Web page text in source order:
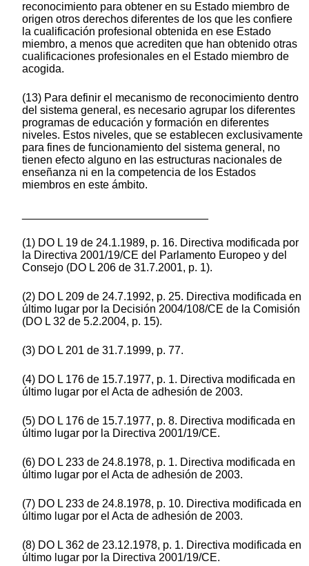
reconocimiento para obtener en su Estado miembro de
origen otros derechos diferentes de los que les confiere
la cualificación profesional obtenida en ese Estado
miembro, a menos que acrediten que han obtenido otras
cualificaciones profesionales en el Estado miembro de
acogida.
(13) Para definir el mecanismo de reconocimiento dentro
del sistema general, es necesario agrupar los diferentes
programas de educación y formación en diferentes
niveles. Estos niveles, que se establecen exclusivamente
para fines de funcionamiento del sistema general, no
tienen efecto alguno en las estructuras nacionales de
enseñanza ni en la competencia de los Estados
miembros en este ámbito.
(1) DO L 19 de 24.1.1989, p. 16. Directiva modificada por
la Directiva 2001/19/CE del Parlamento Europeo y del
Consejo (DO L 206 de 31.7.2001, p. 1).
(2) DO L 209 de 24.7.1992, p. 25. Directiva modificada en
último lugar por la Decisión 2004/108/CE de la Comisión
(DO L 32 de 5.2.2004, p. 15).
(3) DO L 201 de 31.7.1999, p. 77.
(4) DO L 176 de 15.7.1977, p. 1. Directiva modificada en
último lugar por el Acta de adhesión de 2003.
(5) DO L 176 de 15.7.1977, p. 8. Directiva modificada en
último lugar por la Directiva 2001/19/CE.
(6) DO L 233 de 24.8.1978, p. 1. Directiva modificada en
último lugar por el Acta de adhesión de 2003.
(7) DO L 233 de 24.8.1978, p. 10. Directiva modificada en
último lugar por el Acta de adhesión de 2003.
(8) DO L 362 de 23.12.1978, p. 1. Directiva modificada en
último lugar por la Directiva 2001/19/CE.